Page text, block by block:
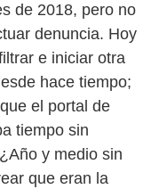
de 2018, pero no
denuncia. Hoy
e iniciar otra
hace tiempo;
el portal de
tiempo sin
y medio sin
que eran la